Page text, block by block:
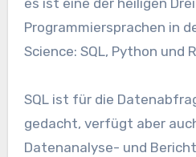
es ist eine der heiligen
Programmiersprachen in
Science: SQL, Python und
SQL ist für die
gedacht, verfügt aber
Datenanalyse- und